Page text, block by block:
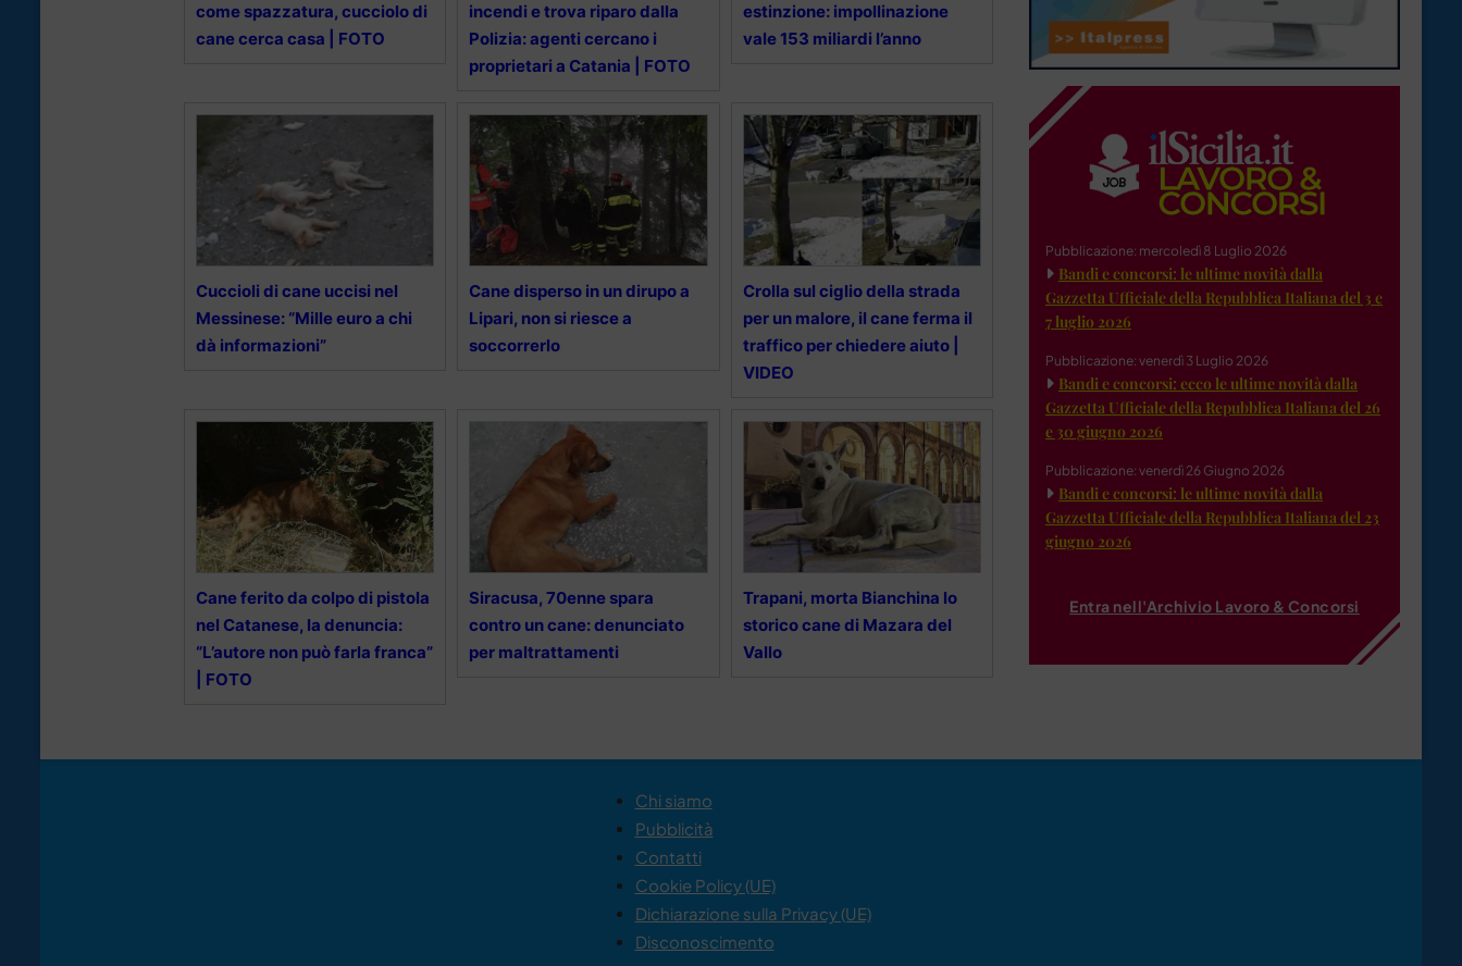
come spazzatura, cucciolo di
cane cerca casa | FOTO
incendi e trova riparo dalla
Polizia: agenti cercano i
proprietari a Catania | FOTO
estinzione: impollinazione
vale 153 miliardi l’anno
Cuccioli di cane uccisi nel
Messinese: “Mille euro a chi
dà informazioni”
Cane disperso in un dirupo a
Lipari, non si riesce a
soccorrerlo
Crolla sul ciglio della strada
per un malore, il cane ferma il
traffico per chiedere aiuto |
VIDEO
Cane ferito da colpo di pistola
nel Catanese, la denuncia:
“L’autore non può farla franca”
| FOTO
Siracusa, 70enne spara
contro un cane: denunciato
per maltrattamenti
Trapani, morta Bianchina lo
storico cane di Mazara del
Vallo
Pubblicazione: mercoledì 8 Luglio 2026
Bandi e concorsi: le ultime novità dalla
Gazzetta Ufficiale della Repubblica Italiana del 3 e
7 luglio 2026
Pubblicazione: venerdì 3 Luglio 2026
Bandi e concorsi: ecco le ultime novità dalla
Gazzetta Ufficiale della Repubblica Italiana del 26
e 30 giugno 2026
Pubblicazione: venerdì 26 Giugno 2026
Bandi e concorsi: le ultime novità dalla
Gazzetta Ufficiale della Repubblica Italiana del 23
giugno 2026
Entra nell'Archivio Lavoro & Concorsi
Chi siamo
Pubblicità
Contatti
Cookie Policy (UE)
Dichiarazione sulla Privacy (UE)
Disconoscimento